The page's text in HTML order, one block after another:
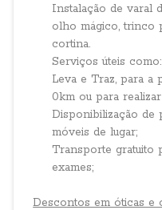
Instalação de varal
olho mágico, trinco
cortina.
Serviços úteis como:
Leva e Traz, para a
0km ou para
Disponibilização de
móveis de lugar;
Transporte gratuito
exames;
Descontos em óticas e